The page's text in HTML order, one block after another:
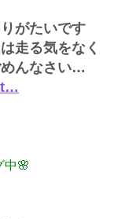
がたいです
走る気をなく
んなさい…
中🌸